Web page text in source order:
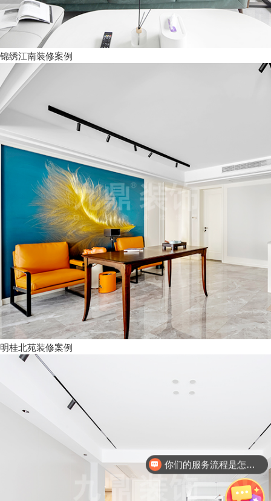
锦绣江南装修案例
明桂北苑装修案例
可以介绍下你们的产品么？
现在有优惠活动么？